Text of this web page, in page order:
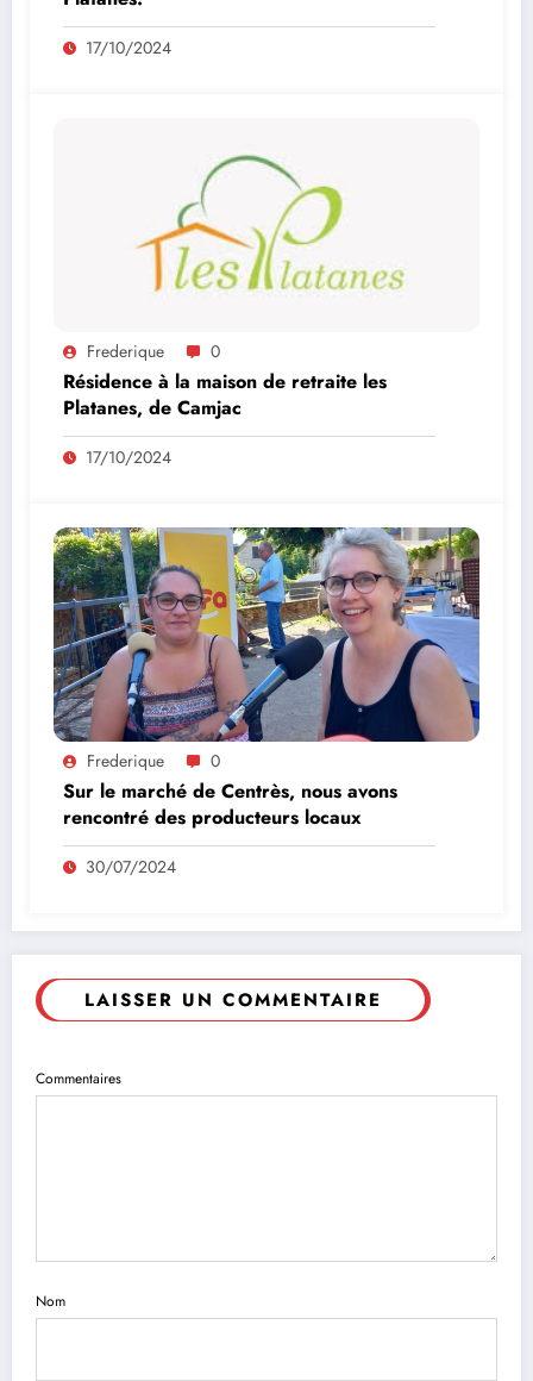
17/10/2024
Frederique 0
Résidence à la maison de retraite les
Platanes, de Camjac
17/10/2024
Frederique 0
Sur le marché de Centrès, nous avons
rencontré des producteurs locaux
30/07/2024
LAISSER UN COMMENTAIRE
Commentaires
Nom